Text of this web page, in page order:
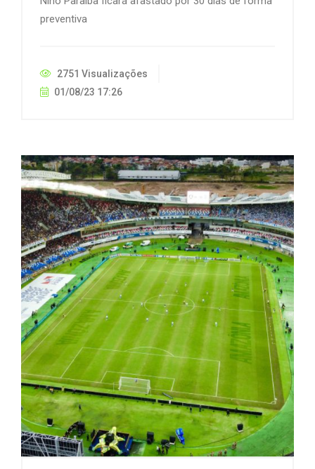
preventiva
2751 Visualizações
01/08/23 17:26